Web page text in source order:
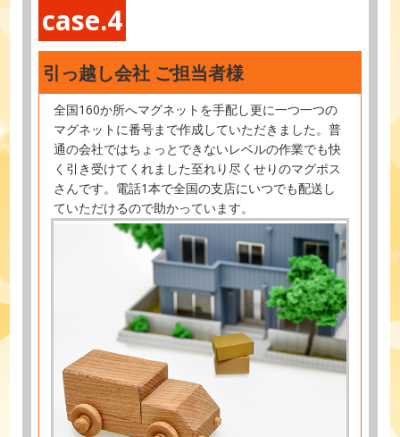
case.4
引っ越し会社 ご担当者様
全国160か所へマグネットを手配し更に一つ一つの
マグネットに番号まで作成していただきました。普
通の会社ではちょっとできないレベルの作業でも快
く引き受けてくれました至れり尽くせりのマグポス
さんです。電話1本で全国の支店にいつでも配送し
ていただけるので助かっています。